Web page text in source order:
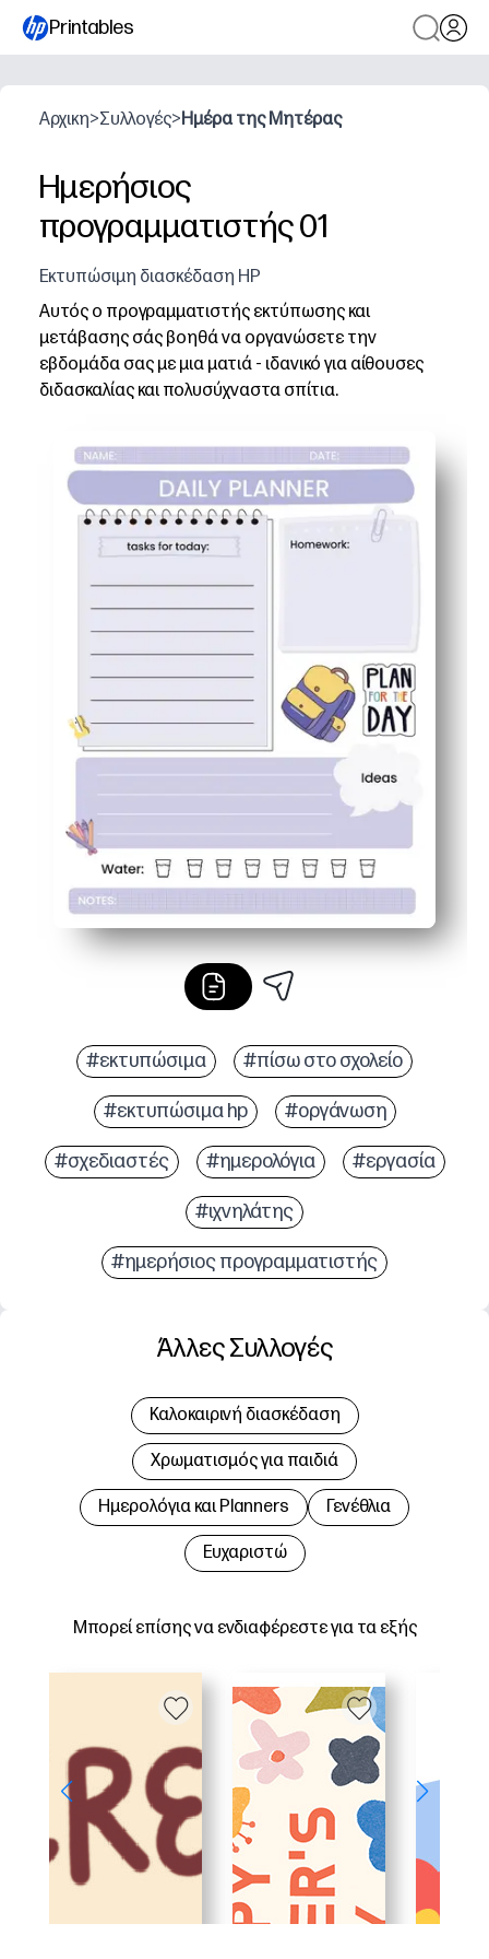
Printables
Αρχικη>Συλλογές>Ημέρα της Μητέρας
Ημερήσιος
προγραμματιστής 01
Εκτυπώσιμη διασκέδαση HP
Αυτός ο προγραμματιστής εκτύπωσης και
μετάβασης σάς βοηθά να οργανώσετε την
εβδομάδα σας με μια ματιά - ιδανικό για αίθουσες
διδασκαλίας και πολυσύχναστα σπίτια.
Έτοιμο σε λίγα λεπτά - απλά εκτυπώστε και
Η φιλική προς τα παιδιά διάταξη με σαφείς ενότητες
Η ευέλικτη μορφή λειτουργεί για σχέδια μαθημάτων,
Επαναχρησιμοποιήσιμα και χωρίς ακαταστασία -
#εκτυπώσιμα #πίσω στο σχολείο
#εκτυπώσιμα hp #οργάνωση
#σχεδιαστές #ημερολόγια #εργασία
#ιχνηλάτης
#ημερήσιος προγραμματιστής
Μπορεί επίσης να ενδιαφέρεστε για τα εξής
Άλλες Συλλογές
Καλοκαιρινή διασκέδαση
Χρωματισμός για παιδιά
Hμερολόγια και Planners Γενέθλια
Ευχαριστώ